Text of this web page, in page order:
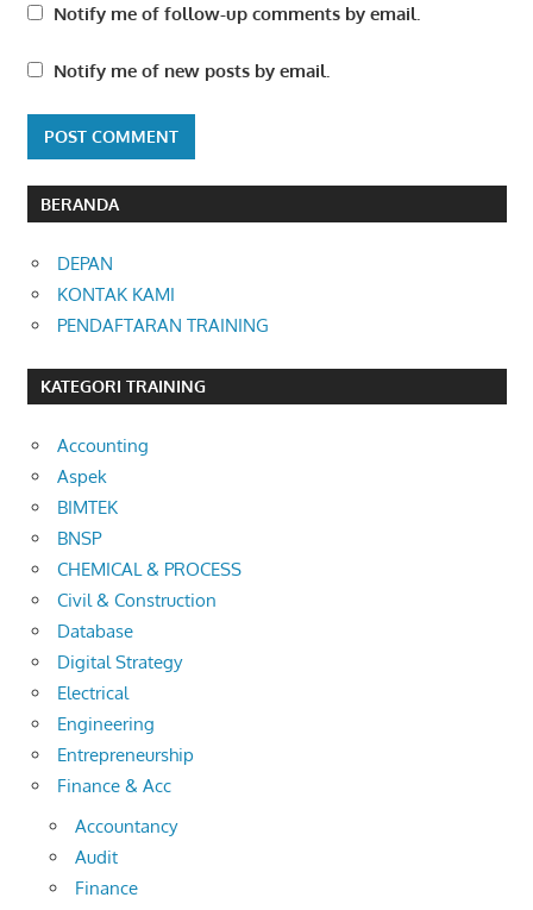
Notify me of follow-up comments by email.
Notify me of new posts by email.
BERANDA
DEPAN
KONTAK KAMI
PENDAFTARAN TRAINING
KATEGORI TRAINING
Accounting
Aspek
BIMTEK
BNSP
CHEMICAL & PROCESS
Civil & Construction
Database
Digital Strategy
Electrical
Engineering
Entrepreneurship
Finance & Acc
Accountancy
Audit
Finance